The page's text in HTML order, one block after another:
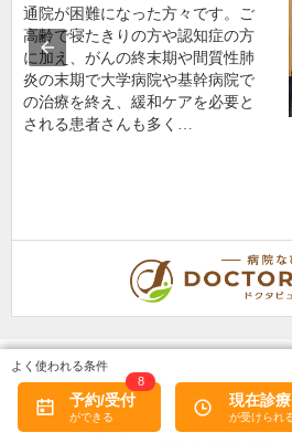
通院が困難になった方々です。ご
高齢で寝たきりの方や認知症の方
に加え、がんの終末期や間質性肺
炎の末期で大学病院や基幹病院で
の治療を終え、緩和ケアを必要と
される患者さんも多く…
予約/受付
8
現在診療